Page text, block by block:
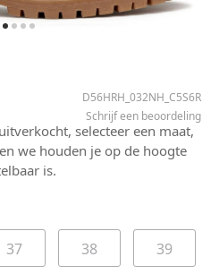
D56HRH_032NH_C5S6R
Schrijf een beoordeling
selecteer een maat,
we houden je op de hoogte
is.
37 38 39